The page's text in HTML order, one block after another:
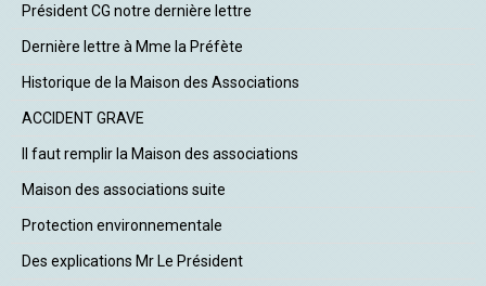
Président CG notre dernière lettre
Dernière lettre à Mme la Préfète
Historique de la Maison des Associations
ACCIDENT GRAVE
Il faut remplir la Maison des associations
Maison des associations suite
Protection environnementale
Des explications Mr Le Président